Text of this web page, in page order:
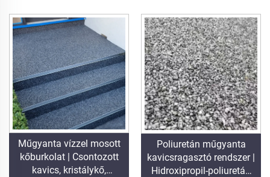
Műgyanta vízzel mosott
kőburkolat | Csontozott
kavics, kristálykő,
Poliuretán műgyanta
kavicsragasztó rendszer |
Hidroxipropil-poliuretán